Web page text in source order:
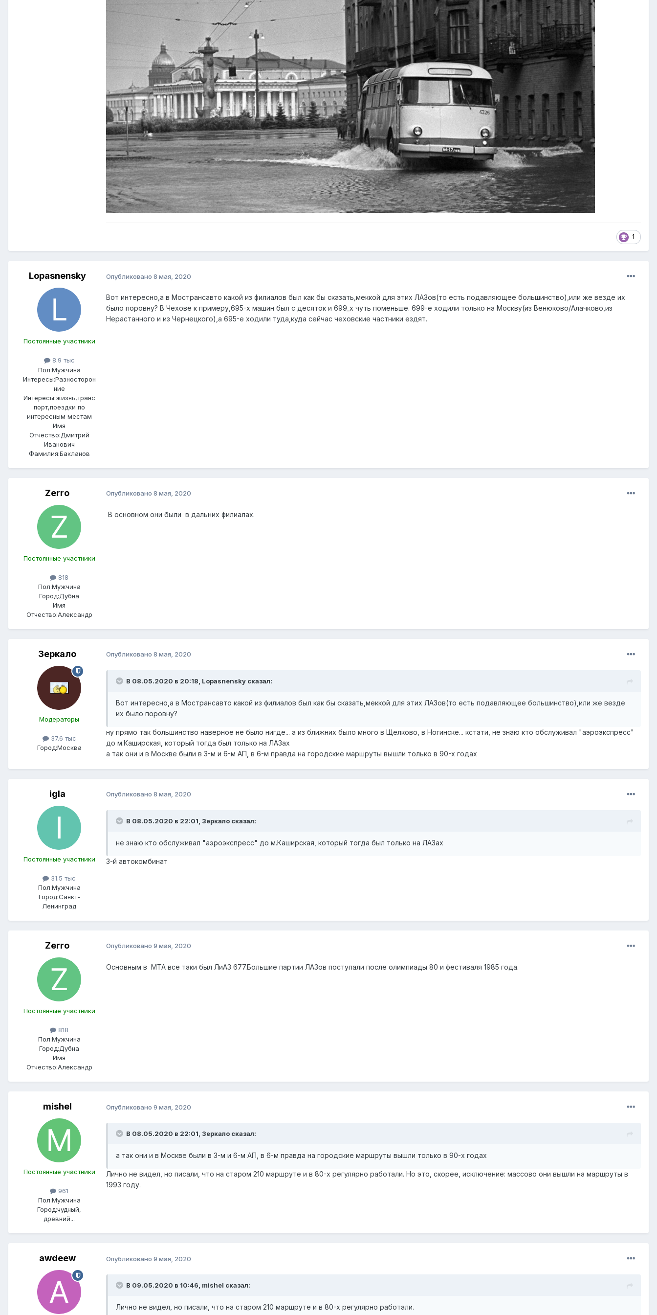
1
Lopasnensky
Постоянные участники
8.9 тыс
Пол:Мужчина
Интересы:Разносторон
ние
Интересы:жизнь,транс
порт,поездки по
интересным местам
Имя
Отчество:Дмитрий
Иванович
Фамилия:Бакланов
Опубликовано 8 мая, 2020
Вот интересно,а в Мострансавто какой из филиалов был как бы сказать,меккой для этих ЛАЗов(то есть подавляющее большинство),или же везде их
было поровну? В Чехове к примеру,695-х машин был с десяток и 699_х чуть поменьше. 699-е ходили только на Москву(из Венюково/Алачково,из
Нерастанного и из Чернецкого),а 695-е ходили туда,куда сейчас чеховские частники ездят.
Zerro
Постоянные участники
818
Пол:Мужчина
Город:Дубна
Имя
Отчество:Александр
Опубликовано 8 мая, 2020
В основном они были в дальних филиалах.
Зеркало
Модераторы
37.6 тыс
Город:Москва
Опубликовано 8 мая, 2020
В 08.05.2020 в 20:18, Lopasnensky сказал:
Вот интересно,а в Мострансавто какой из филиалов был как бы сказать,меккой для этих ЛАЗов(то есть подавляющее большинство),или же везде
их было поровну?
ну прямо так большинство наверное не было нигде... а из ближних было много в Щелково, в Ногинске... кстати, не знаю кто обслуживал "аэроэкспресс"
до м.Каширская, который тогда был только на ЛАЗах
а так они и в Москве были в 3-м и 6-м АП, в 6-м правда на городские маршруты вышли только в 90-х годах
igla
Постоянные участники
31.5 тыс
Пол:Мужчина
Город:Санкт-
Ленинград
Опубликовано 8 мая, 2020
В 08.05.2020 в 22:01, Зеркало сказал:
не знаю кто обслуживал "аэроэкспресс" до м.Каширская, который тогда был только на ЛАЗах
3-й автокомбинат
Zerro
Постоянные участники
818
Пол:Мужчина
Город:Дубна
Имя
Отчество:Александр
Опубликовано 9 мая, 2020
Основным в МТА все таки был ЛиАЗ 677.Большие партии ЛАЗов поступали после олимпиады 80 и фестиваля 1985 года.
mishel
Постоянные участники
961
Пол:Мужчина
Город:чудный,
древний...
Опубликовано 9 мая, 2020
В 08.05.2020 в 22:01, Зеркало сказал:
а так они и в Москве были в 3-м и 6-м АП, в 6-м правда на городские маршруты вышли только в 90-х годах
Лично не видел, но писали, что на старом 210 маршруте и в 80-х регулярно работали. Но это, скорее, исключение: массово они вышли на маршруты в
1993 году.
awdeew Опубликовано 9 мая, 2020
В 09.05.2020 в 10:46, mishel сказал:
Лично не видел, но писали, что на старом 210 маршруте и в 80-х регулярно работали.